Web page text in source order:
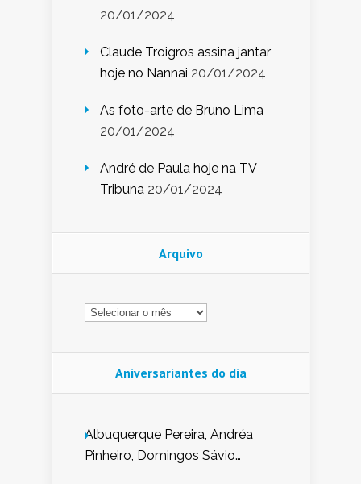
20/01/2024
Claude Troigros assina jantar
hoje no Nannai 20/01/2024
As foto-arte de Bruno Lima
20/01/2024
André de Paula hoje na TV
Tribuna 20/01/2024
Arquivo
Arquivo
Aniversariantes do dia
Albuquerque Pereira, Andréa
Pinheiro, Domingos Sávio